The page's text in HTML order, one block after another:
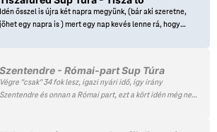
Idén ősszel is újra két napra megyünk, (bár aki szeretne,
jöhet egy napra is ) mert egy nap kevés lenne rá, hogy
motorcsónak van és szombat este egy jó bográcsozást is
tartunk remek nyári hangulatban. Sokan már pénteken is
lemegyünk, így reggel nyugodt készülődéssel indulhatunk
Szentendre - Római-part Sup Túra
Végre "csak" 34 fok lesz, igazi nyári idő, így irány
Szentendre és onnan a Római part, ezt a kört idén még nem